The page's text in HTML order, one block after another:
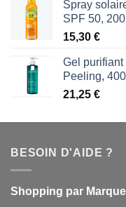
Spray
SPF 50, 200
15,30 €
Gel purifiant
Peeling,
21,25 €
BESOIN D'AIDE ?
Shopping par